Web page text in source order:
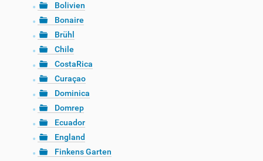
Bolivien
Bonaire
Brühl
Chile
CostaRica
Curaçao
Dominica
Domrep
Ecuador
England
Finkens Garten